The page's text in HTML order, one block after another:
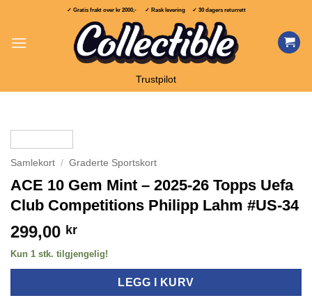
content
✓ Gratis frakt over kr 2000,-✓ Rask levering ✓ 30 dagers returrett
Trustpilot
Samlekort / Graderte Sportskort
ACE 10 Gem Mint – 2025-26 Topps Uefa
Club Competitions Philipp Lahm #US-34
299,00 kr
Kun 1 stk. tilgjengelig!
LEGG I KURV